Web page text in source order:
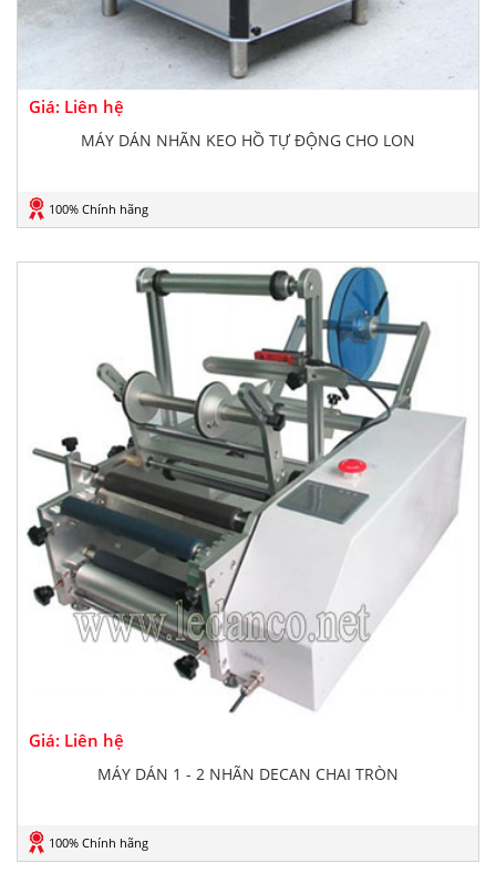
Giá: Liên hệ
MÁY DÁN NHÃN KEO HỒ TỰ ĐỘNG CHO LON
100% Chính hãng
Giá: Liên hệ
MÁY DÁN 1 - 2 NHÃN DECAN CHAI TRÒN
100% Chính hãng